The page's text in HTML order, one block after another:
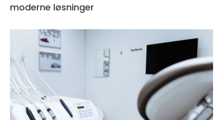
moderne løsninger